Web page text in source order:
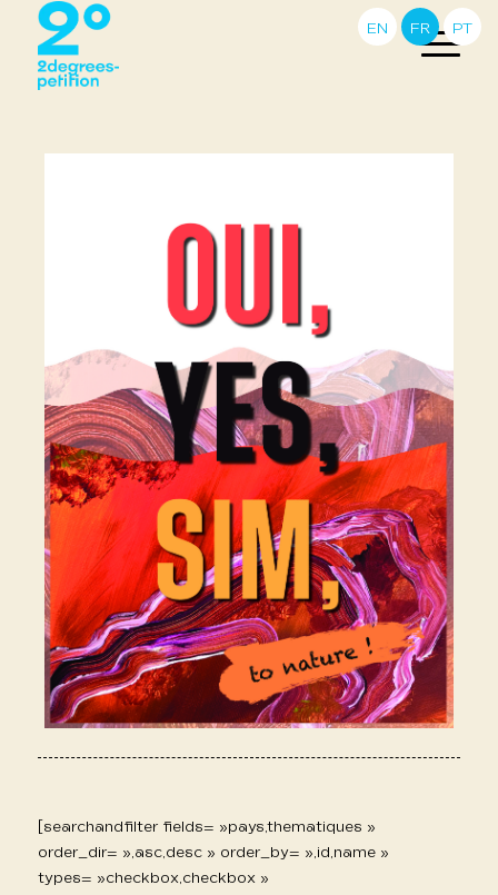
[searchandfilter fields= »pays,thematiques »
order_dir= »,asc,desc » order_by= »,id,name »
types= »checkbox,checkbox »
EN FR PT